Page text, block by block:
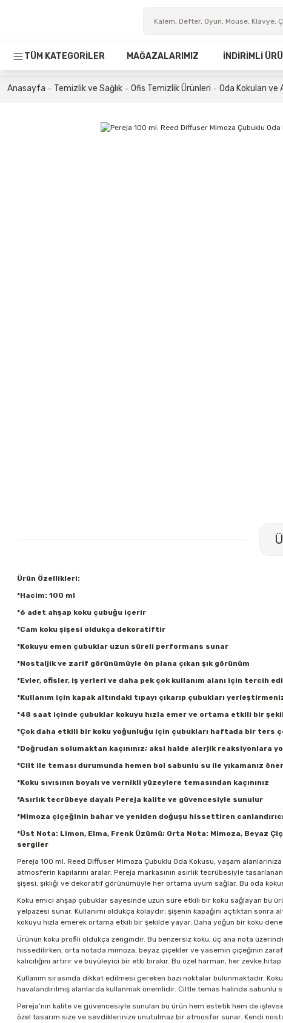
TÜM KATEGORİLER MAĞAZALARIMIZ İNDİRİMLİ
Anasayfa Temizlik ve Sağlık Ofis Temizlik Ürünleri Oda Kokuları ve
Ürün Özellikleri:
*Hacim: 100 ml
*6 adet ahşap koku çubuğu içerir
*Cam koku şişesi oldukça dekoratiftir
*Kokuyu emen çubuklar uzun süreli performans sunar
*Nostaljik ve zarif görünümüyle ön plana çıkan şık görünüm
*Evler, ofisler, iş yerleri ve daha pek çok kullanım alanı için tercih
*Kullanım için kapak altındaki tıpayı çıkarıp çubukları
*48 saat içinde çubuklar kokuyu hızla emer ve ortama etkili bir
*Çok daha etkili bir koku yoğunluğu için çubukları haftada bir ters
*Doğrudan solumaktan kaçınınız; aksi halde alerjik reaksiyonlara
*Cilt ile teması durumunda hemen bol sabunlu su ile yıkamanız
*Koku sıvısının boyalı ve vernikli yüzeylere temasından kaçınınız
*Asırlık tecrübeye dayalı Pereja kalite ve güvencesiyle sunulur
*Mimoza çiçeğinin bahar ve yeniden doğuşu hissettiren
*Üst Nota: Limon, Elma, Frenk Üzümü; Orta Nota: Mimoza, Beyaz
sergiler
Pereja 100 ml. Reed Diffuser Mimoza Çubuklu Oda Kokusu, yaşam
atmosferin kapılarını aralar. Pereja markasının asırlık tecrübesiyle
şişesi, şıklığı ve dekoratif görünümüyle her ortama uyum sağlar. Bu oda
Koku emici ahşap çubuklar sayesinde uzun süre etkili bir koku sağlayan bu
yelpazesi sunar. Kullanımı oldukça kolaydır; şişenin kapağını açtıktan
kokuyu hızla emerek ortama etkili bir şekilde yayar. Daha yoğun bir koku
Ürünün koku profili oldukça zengindir. Bu benzersiz koku, üç ana nota
hissedilirken, orta notada mimoza, beyaz çiçekler ve yasemin çiçeğinin
kalıcılığını artırır ve büyüleyici bir etki bırakır. Bu özel harman, her zevke
Kullanım sırasında dikkat edilmesi gereken bazı noktalar bulunmaktadır.
havalandırılmış alanlarda kullanmak önemlidir. Ciltle temas halinde sabunlu
Pereja’nın kalite ve güvencesiyle sunulan bu ürün hem estetik hem de
özel tasarım size ve sevdiklerinize unutulmaz bir atmosfer sunar. Kendi